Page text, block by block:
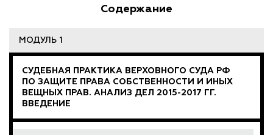
Содержание
МОДУЛЬ 1
СУДЕБНАЯ ПРАКТИКА ВЕРХОВНОГО СУДА РФ
ПО ЗАЩИТЕ ПРАВА СОБСТВЕННОСТИ И ИНЫХ
ВЕЩНЫХ ПРАВ. АНАЛИЗ ДЕЛ 2015-2017 ГГ.
ВВЕДЕНИЕ